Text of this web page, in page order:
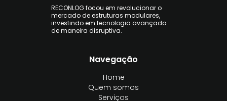
RECONLOG focou em revolucionar o
mercado de estruturas modulares,
investindo em tecnologia avançada
de maneira disruptiva.
Navegação
Home
Quem somos
Serviços